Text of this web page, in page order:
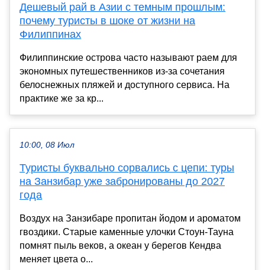
Дешевый рай в Азии с темным прошлым:
почему туристы в шоке от жизни на
Филиппинах
Филиппинские острова часто называют раем для
экономных путешественников из-за сочетания
белоснежных пляжей и доступного сервиса. На
практике же за кр...
10:00, 08 Июл
Туристы буквально сорвались с цепи: туры
на Занзибар уже забронированы до 2027
года
Воздух на Занзибаре пропитан йодом и ароматом
гвоздики. Старые каменные улочки Стоун-Тауна
помнят пыль веков, а океан у берегов Кендва
меняет цвета о...